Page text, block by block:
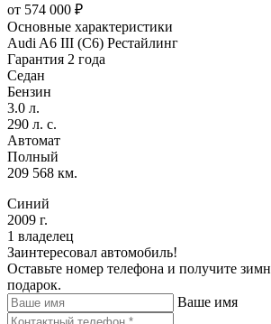
от 574 000 ₽
Основные характеристики
Audi A6 III (C6) Рестайлинг
Гарантия 2 года
Седан
Бензин
3.0 л.
290 л. с.
Автомат
Полный
209 568 км.
Синий
2009 г.
1 владелец
Заинтересовал автомобиль!
Оставьте номер телефона и получите
подарок.
Ваше имя